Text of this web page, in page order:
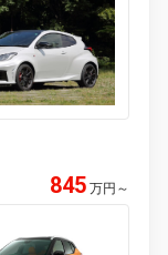
845 万円 ～